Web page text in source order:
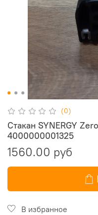
(0)
Стакан SYNERGY
4000000001325
1560.00 руб
В избранное